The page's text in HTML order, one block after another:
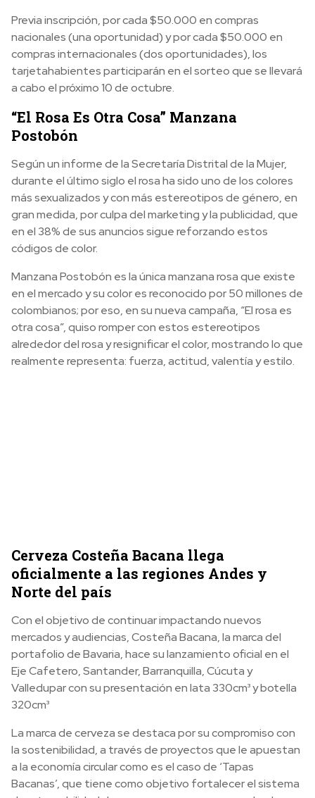
Previa inscripción, por cada $50.000 en compras
nacionales (una oportunidad) y por cada $50.000 en
compras internacionales (dos oportunidades), los
tarjetahabientes participarán en el sorteo que se llevará
a cabo el próximo 10 de octubre.
“El Rosa Es Otra Cosa” Manzana
Postobón
Según un informe de la Secretaría Distrital de la Mujer,
durante el último siglo el rosa ha sido uno de los colores
más sexualizados y con más estereotipos de género, en
gran medida, por culpa del marketing y la publicidad, que
en el 38% de sus anuncios sigue reforzando estos
códigos de color.
Manzana Postobón es la única manzana rosa que existe
en el mercado y su color es reconocido por 50 millones de
colombianos; por eso, en su nueva campaña, “El rosa es
otra cosa”, quiso romper con estos estereotipos
alrededor del rosa y resignificar el color, mostrando lo que
realmente representa: fuerza, actitud, valentía y estilo.
Cerveza Costeña Bacana llega
oficialmente a las regiones Andes y
Norte del país
Con el objetivo de continuar impactando nuevos
mercados y audiencias, Costeña Bacana, la marca del
portafolio de Bavaria, hace su lanzamiento oficial en el
Eje Cafetero, Santander, Barranquilla, Cúcuta y
Valledupar con su presentación en lata 330cm³ y botella
320cm³
La marca de cerveza se destaca por su compromiso con
la sostenibilidad, a través de proyectos que le apuestan
a la economía circular como es el caso de ‘Tapas
Bacanas’, que tiene como objetivo fortalecer el sistema